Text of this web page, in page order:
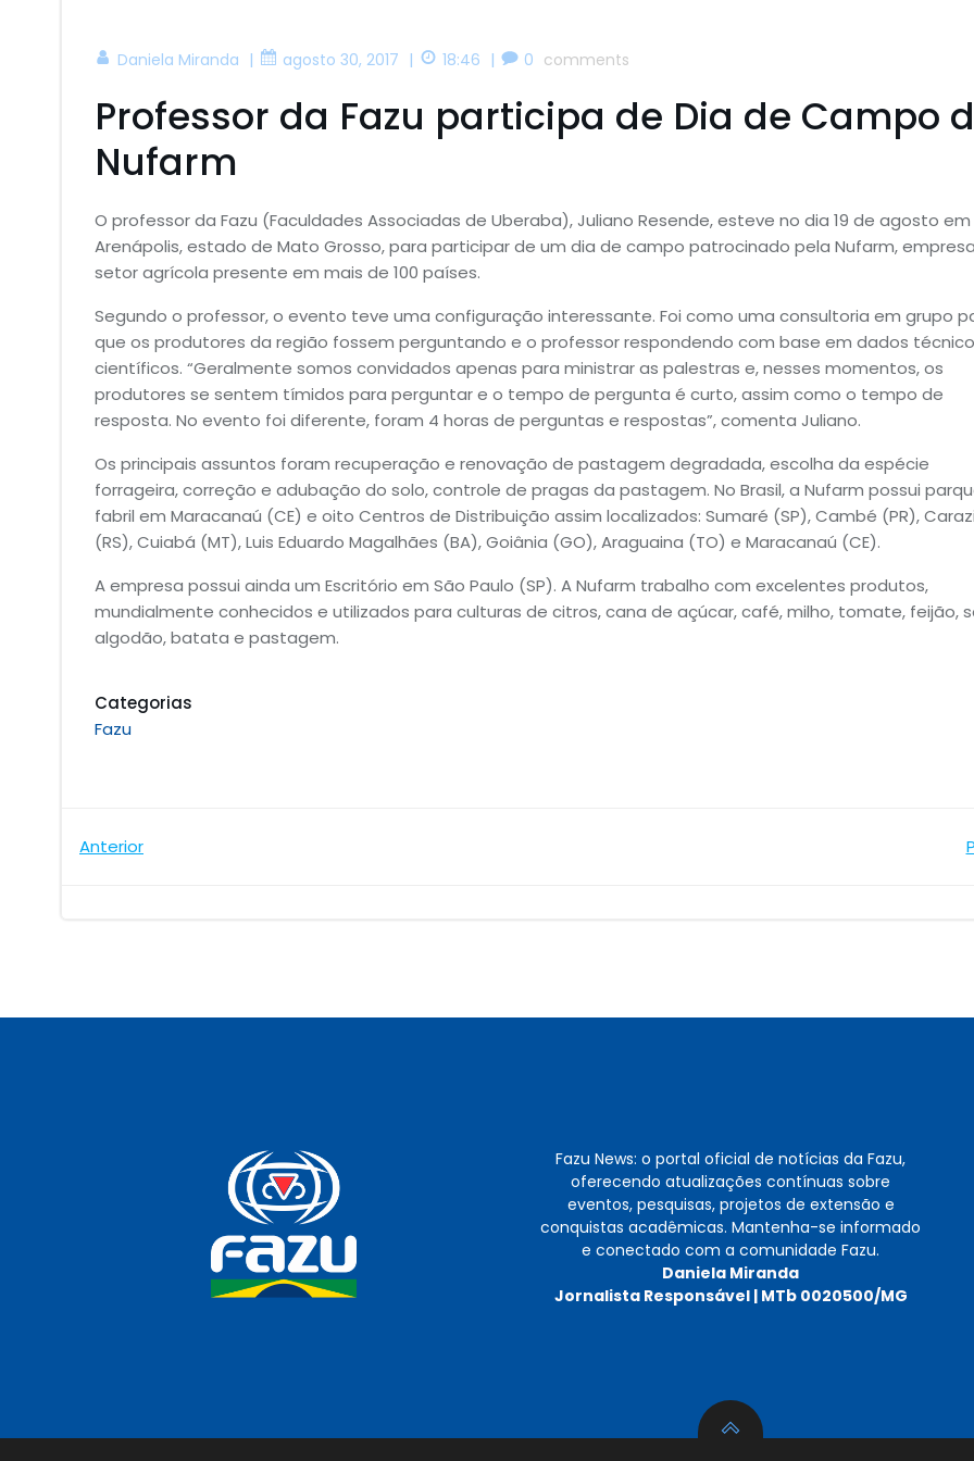
Daniela Miranda | agosto 30, 2017 | 18:46 | 0 comments
Professor da Fazu participa de Dia de Campo
Nufarm
O professor da Fazu (Faculdades Associadas de Uberaba), Juliano Resende, esteve no dia 19 de agosto em
Arenápolis, estado de Mato Grosso, para participar de um dia de campo patrocinado pela Nufarm,
setor agrícola presente em mais de 100 países.
Segundo o professor, o evento teve uma configuração interessante. Foi como uma consultoria em grupo
que os produtores da região fossem perguntando e o professor respondendo com base em dados
científicos. “Geralmente somos convidados apenas para ministrar as palestras e, nesses momentos, os
produtores se sentem tímidos para perguntar e o tempo de pergunta é curto, assim como o tempo de
resposta. No evento foi diferente, foram 4 horas de perguntas e respostas”, comenta Juliano.
Os principais assuntos foram recuperação e renovação de pastagem degradada, escolha da espécie
forrageira, correção e adubação do solo, controle de pragas da pastagem. No Brasil, a Nufarm possui
fabril em Maracanaú (CE) e oito Centros de Distribuição assim localizados: Sumaré (SP), Cambé (PR),
(RS), Cuiabá (MT), Luis Eduardo Magalhães (BA), Goiânia (GO), Araguaina (TO) e Maracanaú (CE).
A empresa possui ainda um Escritório em São Paulo (SP). A Nufarm trabalho com excelentes produtos,
mundialmente conhecidos e utilizados para culturas de citros, cana de açúcar, café, milho, tomate, feijão,
algodão, batata e pastagem.
Categorias
Fazu
Navegação
Anterior
Fazu News: o portal oficial de notícias da Fazu,
oferecendo atualizações contínuas sobre
eventos, pesquisas, projetos de extensão e
conquistas acadêmicas. Mantenha-se informado
e conectado com a comunidade Fazu.
Daniela Miranda
Jornalista Responsável | MTb 0020500/MG